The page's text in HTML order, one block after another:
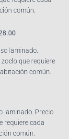
común.
laminado.
que requiere
común.
laminado. Precio
requiere cada
común.